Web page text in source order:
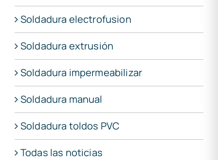
Soldadura electrofusion
Soldadura extrusión
Soldadura impermeabilizar
Soldadura manual
Soldadura toldos PVC
Todas las noticias